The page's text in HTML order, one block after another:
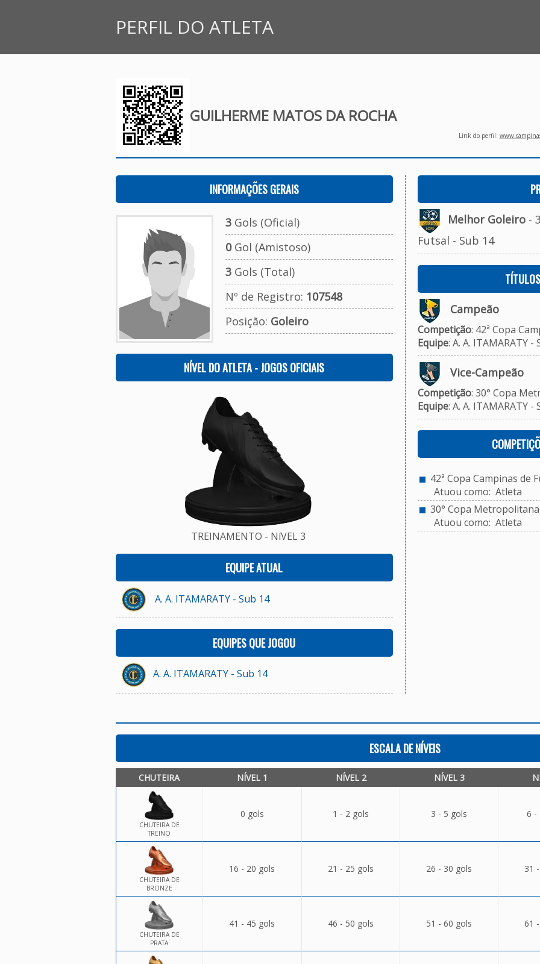
PERFIL DO ATLETA
GUILHERME MATOS DA ROCHA
Link do perfil:
INFORMAÇÕES GERAIS
3Gols (Oficial)
0Gol (Amistoso)
3Gols (Total)
Nº de Registro: 107548
Posição: Goleiro
NÍVEL DO ATLETA - JOGOS OFICIAIS
TREINAMENTO - NíVEL 3
EQUIPE ATUAL
A. A. ITAMARATY - Sub 14
EQUIPES QUE JOGOU
A. A. ITAMARATY - Sub 14
Melhor Goleiro-
Futsal - Sub 14
Campeão
Competição: 42ª Copa
Equipe: A. A. ITAMARATY -
Vice-Campeão
Competição: 30° Copa
Equipe: A. A. ITAMARATY -
42ª Copa Campinas de
Atuou como: Atleta
30° Copa Metropolitana
Atuou como: Atleta
ESCALA DE NÍVEIS
CHUTEIRA NÍVEL 1 NÍVEL 2 NÍVEL 3
CHUTEIRA DE
TREINO
0 gols 1 - 2 gols 3 - 5 gols 6 -
CHUTEIRA DE
BRONZE
16 - 20 gols 21 - 25 gols 26 - 30 gols 31
CHUTEIRA DE
PRATA
41 - 45 gols 46 - 50 gols 51 - 60 gols 61